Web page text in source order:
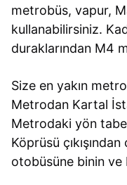
metrobüs, vapur,
kullanabilirsiniz.
duraklarından M4
Size en yakın
Metrodan Kartal
Metrodaki yön
Köprüsü
otobüsüne binin ve